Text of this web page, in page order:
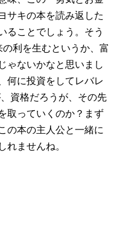
サキの本を読み返した
ることでしょう。そう
利を生むというか、富
ゃないかなと思いまし
何に投資をしてレバレ
資格だろうが、その先
取っていくのか？まず
の本の主人公と一緒に
れませんね。